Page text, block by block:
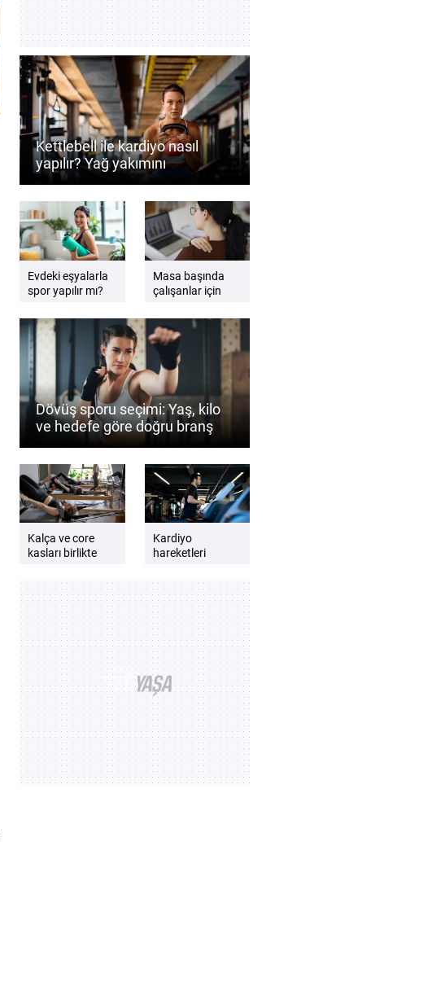
Kettlebell ile kardiyo nasıl
yapılır? Yağ yakımını
destekleyen antrenman
rehberi
Evdeki eşyalarla
spor yapılır mı?
rehberi
Masa başında
çalışanlar için
esnemeleri
Dövüş sporu seçimi: Yaş, kilo
ve hedefe göre doğru branş
nasıl belirlenir?
Kalça ve core
kasları birlikte
çalıştırılmalıdır?
Güçlü ve dengeli
bir vücut için
öneriler
Kardiyo
hareketleri
seviyesini artırır
mı? Daha zinde
hissetmek için
kardiyo önerileri